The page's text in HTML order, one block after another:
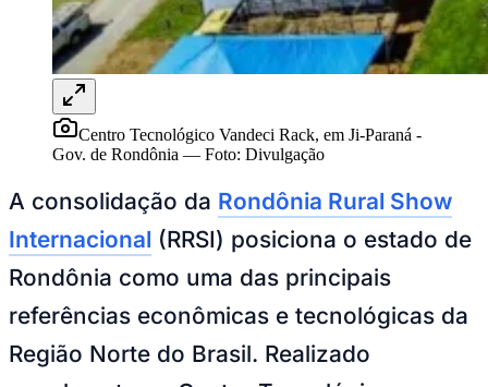
Juventude
Centro Tecnológico Vandeci Rack, em Ji-Paraná -
Gov. de Rondônia
A consolidação daRondônia Rural Show
Internacional(RRSI) posiciona o estado de
Rondônia como uma das principais
referências econômicas e tecnológicas da
Região Norte do Brasil. Realizado
anualmente no Centro Tecnológico
Vandeci Rack, no município de Ji-Paraná,